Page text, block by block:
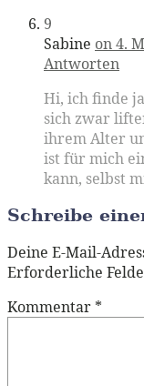
9
Sabine on 4.
Antworten
Hi, ich finde
sich zwar
ihrem Alter
ist für mich
kann, selbst
Schreibe
Deine E-Mail-
Erforderliche
Kommentar *